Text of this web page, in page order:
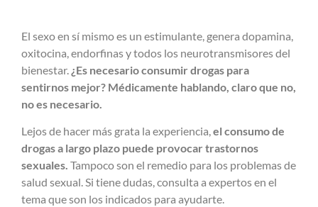
El sexo en sí mismo es un estimulante, genera dopamina,
oxitocina, endorfinas y todos los neurotransmisores del
bienestar. ¿Es necesario consumir drogas para
sentirnos mejor? Médicamente hablando, claro que no,
no es necesario.
Lejos de hacer más grata la experiencia,el consumo de
drogas a largo plazo puede provocar trastornos
sexuales. Tampoco son el remedio para los problemas de
salud sexual. Si tiene dudas, consulta a expertos en el
tema que son los indicados para ayudarte.